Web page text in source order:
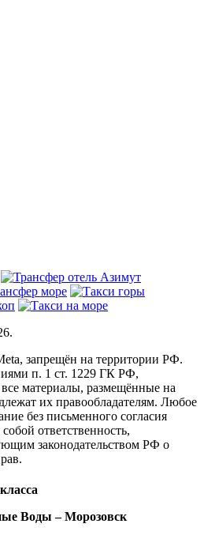
запрещён на территории РФ.
п. 1 ст. 1229 ГК РФ,
материалы, размещённые на
их правообладателям. Любое
без письменного согласия
ответственность,
законодательством РФ о
Воды – Морозовск